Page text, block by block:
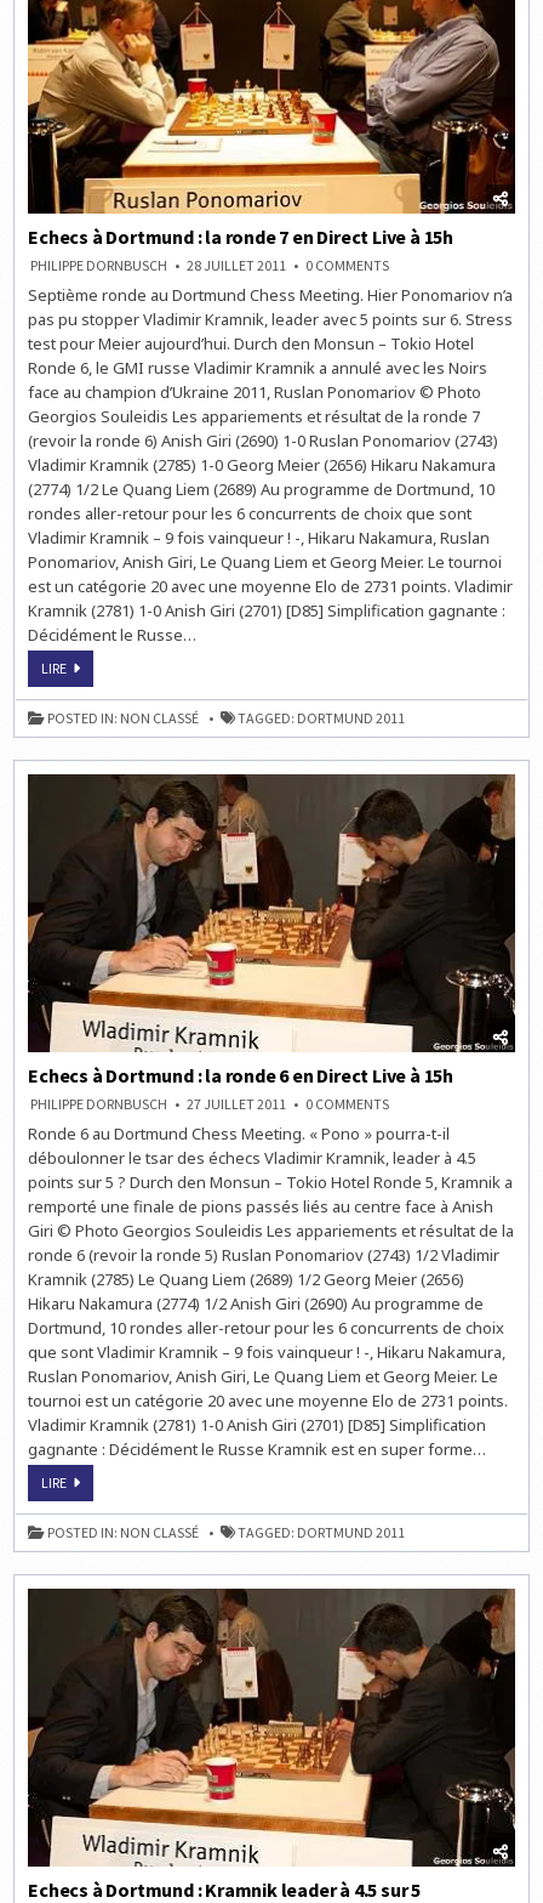
Echecs à Dortmund : la ronde 7 en Direct Live à 15h
PHILIPPE DORNBUSCH 28 JUILLET 2011 0 COMMENTSON
À
:
LA
RONDE
7
DIRECT
LIVE
À
15H
Septième ronde au Dortmund Chess Meeting. Hier Ponomariov n’a
pas pu stopper Vladimir Kramnik, leader avec 5 points sur 6. Stress
test pour Meier aujourd’hui. Durch den Monsun – Tokio Hotel
Ronde 6, le GMI russe Vladimir Kramnik a annulé avec les Noirs
face au champion d’Ukraine 2011, Ruslan Ponomariov © Photo
Georgios Souleidis Les appariements et résultat de la ronde 7
(revoir la ronde 6) Anish Giri (2690) 1-0 Ruslan Ponomariov (2743)
Vladimir Kramnik (2785) 1-0 Georg Meier (2656) Hikaru Nakamura
(2774) 1/2 Le Quang Liem (2689) Au programme de Dortmund, 10
rondes aller-retour pour les 6 concurrents de choix que sont
Vladimir Kramnik – 9 fois vainqueur ! -, Hikaru Nakamura, Ruslan
Ponomariov, Anish Giri, Le Quang Liem et Georg Meier. Le tournoi
est un catégorie 20 avec une moyenne Elo de 2731 points. Vladimir
Kramnik (2781) 1-0 Anish Giri (2701) [D85] Simplification gagnante :
Décidément le Russe…
LIREECHECS
DORTMUND
:
LA
RONDE
POSTED IN: NON CLASSÉ TAGGED: DORTMUND 2011
Echecs à Dortmund : la ronde 6 en Direct Live à 15h
PHILIPPE DORNBUSCH 27 JUILLET 2011 0 COMMENTSON
À
:
RONDE
6
DIRECT
LIVE
À
15H
Ronde 6 au Dortmund Chess Meeting. « Pono » pourra-t-il
déboulonner le tsar des échecs Vladimir Kramnik, leader à 4.5
points sur 5 ? Durch den Monsun – Tokio Hotel Ronde 5, Kramnik a
remporté une finale de pions passés liés au centre face à Anish
Giri © Photo Georgios Souleidis Les appariements et résultat de la
ronde 6 (revoir la ronde 5) Ruslan Ponomariov (2743) 1/2 Vladimir
Kramnik (2785) Le Quang Liem (2689) 1/2 Georg Meier (2656)
Hikaru Nakamura (2774) 1/2 Anish Giri (2690) Au programme de
Dortmund, 10 rondes aller-retour pour les 6 concurrents de choix
que sont Vladimir Kramnik – 9 fois vainqueur ! -, Hikaru Nakamura,
Ruslan Ponomariov, Anish Giri, Le Quang Liem et Georg Meier. Le
tournoi est un catégorie 20 avec une moyenne Elo de 2731 points.
Vladimir Kramnik (2781) 1-0 Anish Giri (2701) [D85] Simplification
gagnante : Décidément le Russe Kramnik est en super forme…
LIREECHECS
DORTMUND
:
LA
RONDE
POSTED IN: NON CLASSÉ TAGGED: DORTMUND 2011
Echecs à Dortmund : Kramnik leader à 4.5 sur 5